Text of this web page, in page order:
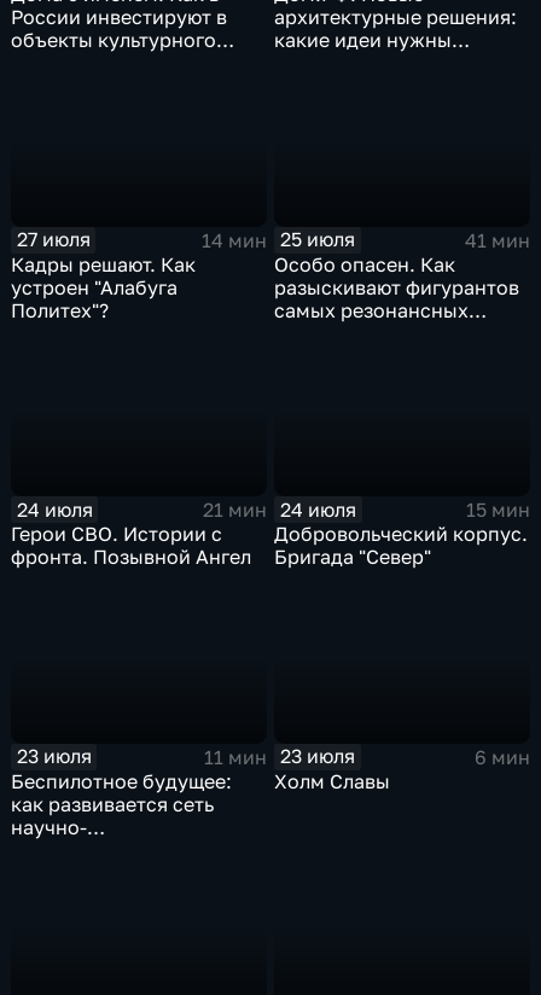
России инвестируют в
объекты культурного
архитектурные решения:
какие идеи нужны
27 июля
14 мин
Кадры решают. Как
устроен "Алабуга
Политех"?
25 июля
41 мин
Особо опасен. Как
разыскивают фигурантов
самых резонансных
24 июля
21 мин
Герои СВО. Истории с
фронта. Позывной Ангел
24 июля
15 мин
Добровольческий корпус.
Бригада "Север"
23 июля
11 мин
Беспилотное будущее:
как развивается сеть
научно-
23 июля
6 мин
Холм Славы